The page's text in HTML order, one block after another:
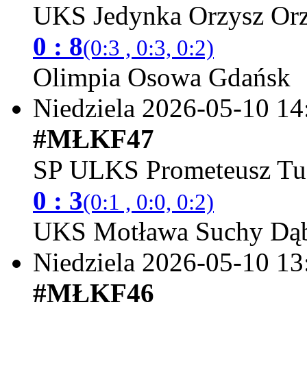
UKS Jedynka Orzysz
0 : 8(0:3 , 0:3, 0:2)
Olimpia Osowa Gdańsk
Niedziela 2026-05-10
#MŁKF47
SP ULKS Prometeusz
0 : 3(0:1 , 0:0, 0:2)
UKS Motława Suchy
Niedziela 2026-05-10
#MŁKF46